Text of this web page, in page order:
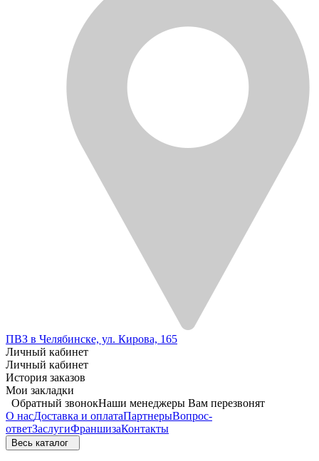
ПВЗ в Челябинске, ул. Кирова, 165
Личный кабинет
Личный кабинет
История заказов
Мои закладки
Обратный звонокНаши менеджеры Вам перезвонят
О насДоставка и оплатаПартнерыВопрос-
ответЗаслугиФраншизаКонтакты
Весь каталог